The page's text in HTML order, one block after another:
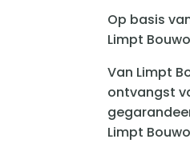
Op basis
Limpt
Van Limpt
ontvangst
Limpt